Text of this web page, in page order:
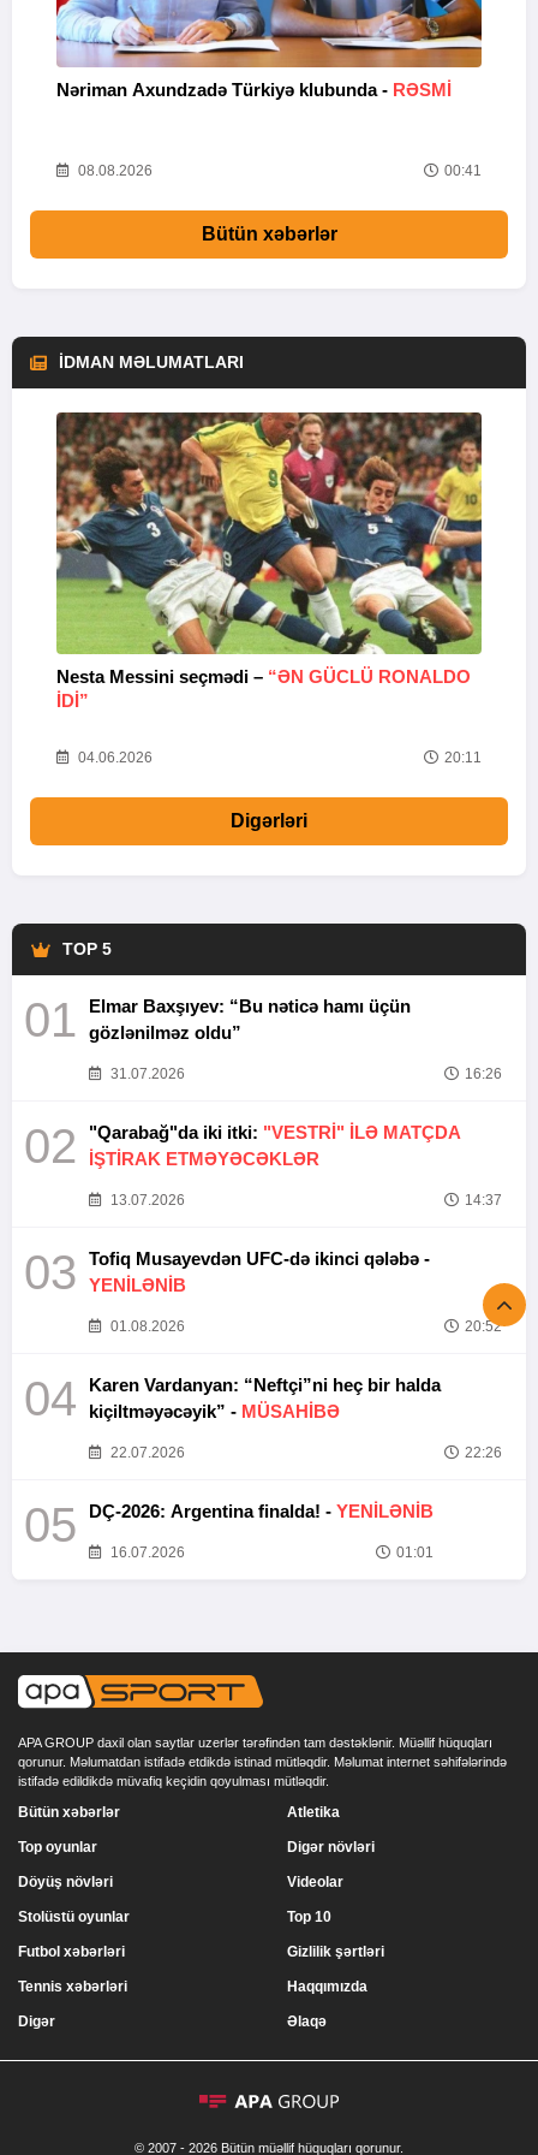
Nəriman Axundzadə Türkiyə klubunda - RƏSMİ
08.08.2026 00:41
Bütün xəbərlər
İDMAN MƏLUMATLARI
Nesta Messini seçmədi – “ƏN GÜCLÜ RONALDO
IDI”
04.06.2026 20:11
Digərləri
TOP 5
01
Elmar Baxşıyev: “Bu nəticə hamı üçün
gözlənilməz oldu”
31.07.2026 16:26
02 "Qarabağ"da iki itki: "VESTRİ" İLƏ MATÇDA
İŞTİRAK ETMƏYƏCƏKLƏR
13.07.2026 14:37
03
Tofiq Musayevdən UFC-də ikinci qələbə -
YENİLƏNİB
01.08.2026 20:52
04
Karen Vardanyan: “Neftçi”ni heç bir halda
kiçiltməyəcəyik” - MÜSAHİBƏ
22.07.2026 22:26
05 DÇ-2026: Argentina finalda! - YENİLƏNİB
16.07.2026 01:01
APA GROUP daxil olan saytlar uzerlər tərəfindən tam dəstəklənir. Müəllif hüquqları
qorunur. Məlumatdan istifadə etdikdə istinad mütləqdir. Məlumat internet səhifələrində
istifadə edildikdə müvafiq keçidin qoyulması mütləqdir.
Bütün xəbərlər
Top oyunlar
Döyüş növləri
Stolüstü oyunlar
Atletika
Digər növləri
Videolar
Top 10
Futbol xəbərləri
Tennis xəbərləri
Digər
Gizlilik şərtləri
Haqqımızda
Əlaqə
© 2007 - 2026 Bütün müəllif hüquqları qorunur.